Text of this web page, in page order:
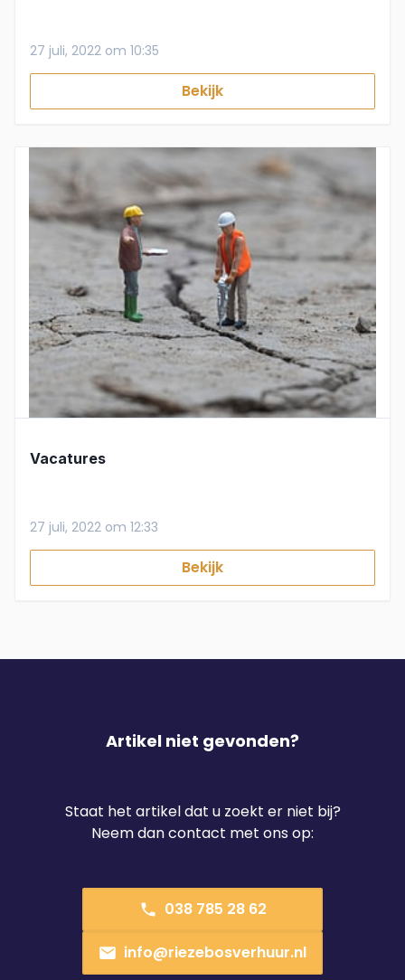
27 juli, 2022 om 10:35
Bekijk
Vacatures
27 juli, 2022 om 12:33
Bekijk
Artikel niet gevonden?
Staat het artikel dat u zoekt er niet bij?
Neem dan contact met ons op:
038 785 28 62
info@riezebosverhuur.nl